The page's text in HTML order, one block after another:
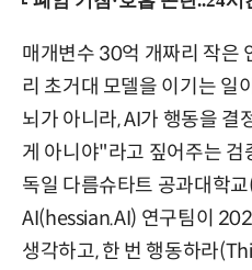
매개변수 30억 개짜리 작은
리 초거대 모델을 이기는 일
뇌가 아니라, AI가 행동을 결
게 아니야"라고 짚어주는 검
독일 다름슈타트 공과대학
AI(hessian.AI) 연구팀이
생각하고, 한 번 행동하라